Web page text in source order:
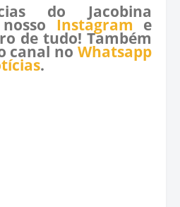
do Jacobina
Instagram e
de tudo! Também
canal no Whatsapp
.